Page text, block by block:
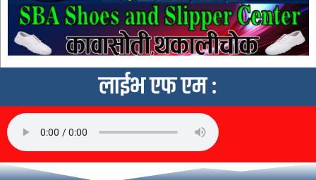
लाईभ एफ एम :